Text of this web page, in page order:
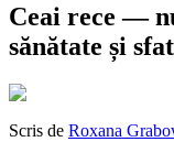
Ceai rece —
sănătate și
Scris de Roxana